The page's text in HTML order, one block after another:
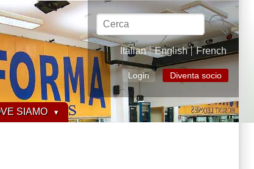
Cerca
Italian English French
Login Diventa socio
SIAMO